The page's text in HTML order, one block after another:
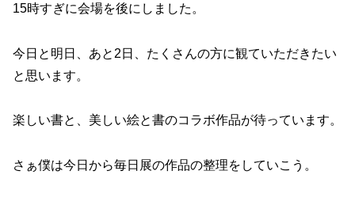
15時すぎに会場を後にしました。
今日と明日、あと2日、たくさんの方に観ていただきたい
と思います。
楽しい書と、美しい絵と書のコラボ作品が待っています。
さぁ僕は今日から毎日展の作品の整理をしていこう。